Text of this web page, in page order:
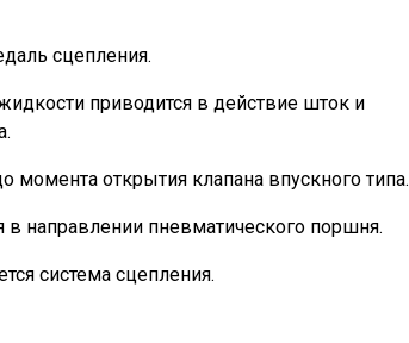
сцепления.
приводится в действие шток и
момента открытия клапана впускного типа.
направлении пневматического поршня.
система сцепления.